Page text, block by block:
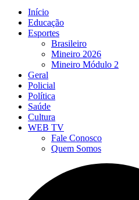
Início
Educação
Esportes
Brasileiro
Mineiro 2026
Mineiro Módulo 2
Geral
Policial
Política
Saúde
Cultura
WEB TV
Fale Conosco
Quem Somos